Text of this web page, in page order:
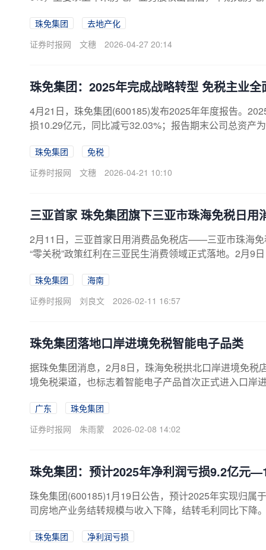
份季度报告，此前受地产周期下行等因素影响，公司已
单季盈利改善，也让这份去地产
珠免集团
去地产化
证券时报网
文穗 2026-04-27 20:14
珠免集团：2025年完成战略转型 免税主业全
4月21日，珠免集团(600185)发布2025年年度报告。
损10.29亿元，同比减亏32.03%；报告期末公司总资产
能力，毛利率保持在45%以上；公司三项费用同比减少
优化。 战
珠免集团
免税
证券时报网
文穗 2026-04-21 10:10
三亚首家 珠免集团旗下三亚市珠海免税日用
2月11日，三亚首家日用消费品免税店——三亚市珠海
“零关税”政策红利在三亚民生消费领域正式落地。2月9
珠免集团在海南自贸港的免税业务布局。
珠免集团
海南
证券时报网
刘良文 2026-02-11 16:57
珠免集团落地口岸进境免税智能电子品类
据珠免集团消息，2月8日，珠海免税拱北口岸进境免
境免税渠道，也标志着智能电子产品首次正式进入口岸
广东
珠免集团
证券时报网
朱雨蒙 2026-02-08 14:02
珠免集团：预计2025年净利润亏损9.2亿元
珠免集团(600185)1月19日公告，预计2025年实现归属
司房地产业务结转规模与收入下降，结转毛利同比下降
珠免集团
净利润亏损